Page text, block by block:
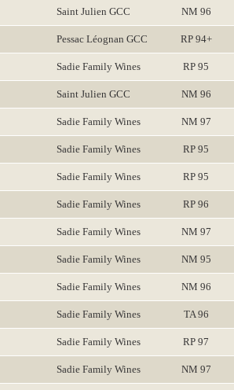
Saint Julien GCC NM 96
Pessac Léognan GCC RP 94+
Sadie Family Wines RP 95
Saint Julien GCC NM 96
Sadie Family Wines NM 97
Sadie Family Wines RP 95
Sadie Family Wines RP 95
Sadie Family Wines RP 96
Sadie Family Wines NM 97
Sadie Family Wines NM 95
Sadie Family Wines NM 96
Sadie Family Wines TA 96
Sadie Family Wines RP 97
Sadie Family Wines NM 97